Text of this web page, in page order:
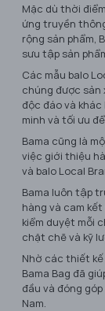
Mặc dù thời
ứng truyền
rộng sản phẩm,
sưu tập sản
Các mẫu balo
chúng được
độc đáo và
minh và tối ưu
Bama cũng là
việc giới thiệu
và balo Local
Bama luôn tập
hàng và cam
kiểm duyệt mỗi
chặt chẽ và kỹ
Nhờ các thiết
Bama Bag đã
đầu và đóng
Nam.